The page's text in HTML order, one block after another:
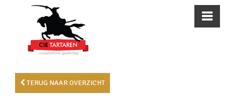
TERUG NAAR OVERZICHT